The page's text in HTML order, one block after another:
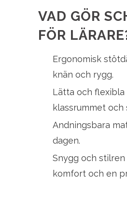
VAD GÖR
FÖR
Ergonomisk
knän och rygg.
Lätta och flexibla
klassrummet och
Andningsbara
dagen.
Snygg och
komfort och en